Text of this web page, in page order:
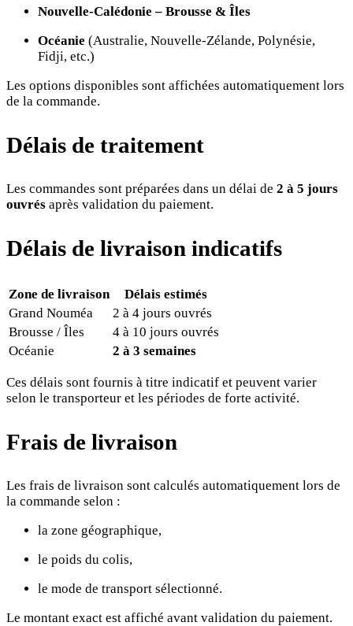
Nouvelle-Calédonie – Brousse & Îles
Océanie (Australie, Nouvelle-Zélande, Polynésie,
Fidji, etc.)
Les options disponibles sont affichées automatiquement lors
de la commande.
Délais de traitement
Les commandes sont préparées dans un délai de 2 à 5 jours
ouvrés après validation du paiement.
Délais de livraison indicatifs
Zone de livraison
Délais estimés
Grand Nouméa
2 à 4 jours ouvrés
Brousse / Îles
4 à 10 jours ouvrés
Océanie
2 à 3 semaines
Ces délais sont fournis à titre indicatif et peuvent varier
selon le transporteur et les périodes de forte activité.
Frais de livraison
Les frais de livraison sont calculés automatiquement lors de
la commande selon :
la zone géographique,
le poids du colis,
le mode de transport sélectionné.
Le montant exact est affiché avant validation du paiement.